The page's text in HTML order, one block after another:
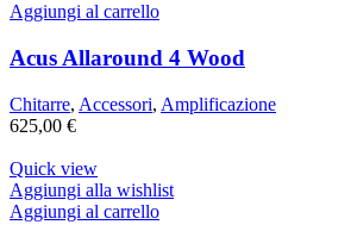
Aggiungi al carrello
Acus Allaround 4 Wood
Chitarre, Accessori, Amplificazione
625,00 €
Quick view
Aggiungi alla wishlist
Aggiungi al carrello